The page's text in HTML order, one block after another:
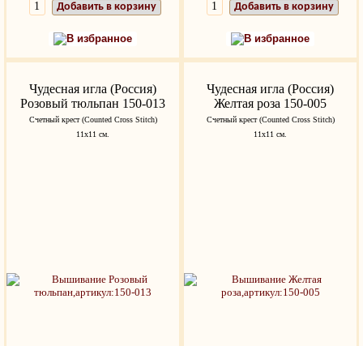
Добавить в корзину
В избранное
Добавить в корзину
В избранное
Чудесная игла (Россия)
Розовый тюльпан 150-013
Счетный крест (Counted Cross Stitch)
11х11 см.
Чудесная игла (Россия)
Желтая роза 150-005
Счетный крест (Counted Cross Stitch)
11х11 см.